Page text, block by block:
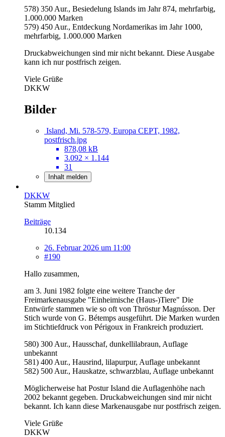
578) 350 Aur., Besiedelung Islands im Jahr 874, mehrfarbig,
1.000.000 Marken
579) 450 Aur., Entdeckung Nordamerikas im Jahr 1000,
mehrfarbig, 1.000.000 Marken
Druckabweichungen sind mir nicht bekannt. Diese Ausgabe
kann ich nur postfrisch zeigen.
Viele Grüße
DKKW
Bilder
Island, Mi. 578-579, Europa CEPT, 1982,
postfrisch.jpg
878,08 kB
3.092 × 1.144
31
Inhalt melden
DKKW
Stamm Mitglied
Beiträge
10.134
26. Februar 2026 um 11:00
#190
Hallo zusammen,
am 3. Juni 1982 folgte eine weitere Tranche der
Freimarkenausgabe "Einheimische (Haus-)Tiere" Die
Entwürfe stammen wie so oft von Thröstur Magnússon. Der
Stich wurde von G. Bétemps ausgeführt. Die Marken wurden
im Stichtiefdruck von Périgoux in Frankreich produziert.
580) 300 Aur., Hausschaf, dunkellilabraun, Auflage
unbekannt
581) 400 Aur., Hausrind, lilapurpur, Auflage unbekannt
582) 500 Aur., Hauskatze, schwarzblau, Auflage unbekannt
Möglicherweise hat Postur Island die Auflagenhöhe nach
2002 bekannt gegeben. Druckabweichungen sind mir nicht
bekannt. Ich kann diese Markenausgabe nur postfrisch zeigen.
Viele Grüße
DKKW